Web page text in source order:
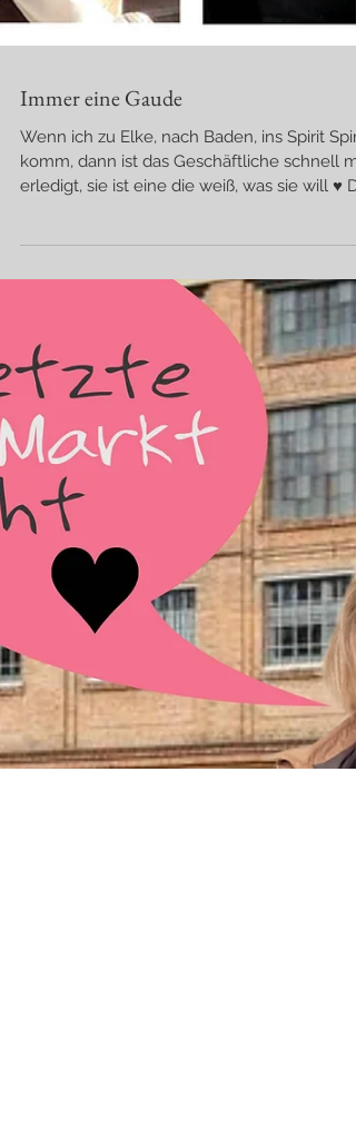
Immer eine Gaude
Wenn ich zu Elke, nach Baden, ins Spirit
komm, dann ist das Geschäftliche schnell
erledigt, sie ist eine die weiß, was sie will ♥
Lager bei ihr ist, vorweihnachtlich, schon mal
ordentlich aufgefüllt - ihr habt eine riiiesige
Auswahl an KrimsKrams, in allen Größen und
Farben. Danach ist immer genug Zeit für,
Menge Spaß. Und natürlich fahr ich nie von
weg, ohne noch irgendwas mitzunehmen.
Diesmal war´s was, für m